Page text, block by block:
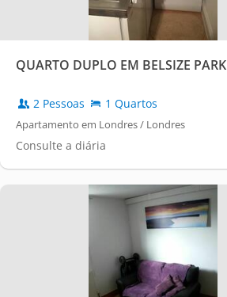
QUARTO DUPLO EM BELSIZE PARK
2 Pessoas 1 Quartos
Apartamento em Londres / Londres
Consulte a diária